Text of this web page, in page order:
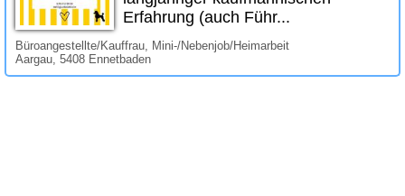
Erfahrung (auch Führ...
Büroangestellte/Kauffrau, Mini-/Nebenjob/Heimarbeit
Aargau, 5408 Ennetbaden